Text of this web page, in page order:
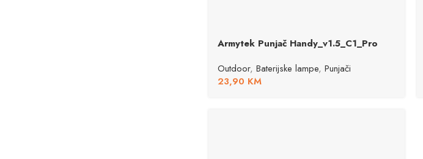
Armytek Punjač Handy_v1.5_C1_Pro
Outdoor, Baterijske lampe, Punjači
23,90 KM